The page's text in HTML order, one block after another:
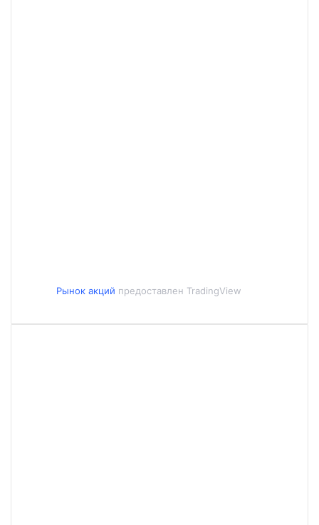
Рынок акций предоставлен TradingView